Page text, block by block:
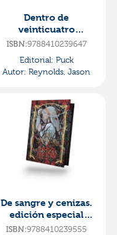
Dentro de
veinticuatro
segundos
ISBN:9788410239647
Editorial: Puck
Autor: Reynolds, Jason
De sangre y cenizas.
edición especial
limitada
ISBN:9788410239555